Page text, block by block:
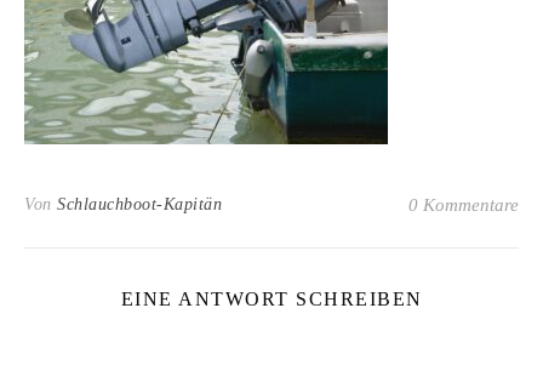
Von Schlauchboot-Kapitän 0 Kommentare
EINE ANTWORT SCHREIBEN